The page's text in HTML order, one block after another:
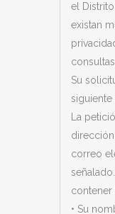
el
existan
Su
siguiente
La
dirección
correo
contener
• Su